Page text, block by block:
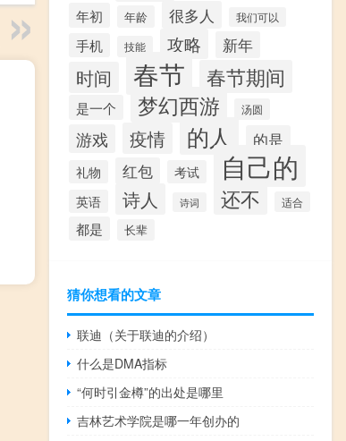
年初 年龄 很多人 我们可以
手机 技能 攻略 新年
时间 春节 春节期间
是一个 梦幻西游 汤圆
游戏 疫情 的人 的是
礼物 红包 考试 自己的
英语 诗人 诗词 还不 适合
都是 长辈
猜你想看的文章
联迪（关于联迪的介绍）
什么是DMA指标
“何时引金樽”的出处是哪里
吉林艺术学院是哪一年创办的